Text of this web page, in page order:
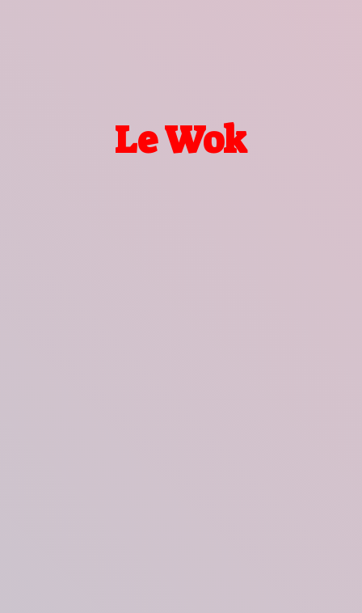
Le Wok